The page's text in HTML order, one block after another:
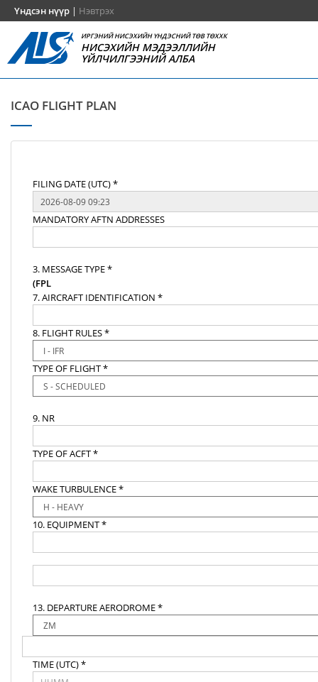
Үндсэн нүүр | Нэвтрэх
ИРГЭНИЙ НИСЭХИЙН ҮНДЭСНИЙ ТӨВ ТӨХХК
НИСЭХИЙН МЭДЭЭЛЛИЙН
ҮЙЛЧИЛГЭЭНИЙ АЛБА
ICAO FLIGHT PLAN
FILING DATE (UTC) *
MANDATORY AFTN ADDRESSES
3. MESSAGE TYPE *
(FPL
7. AIRCRAFT IDENTIFICATION *
8. FLIGHT RULES *
TYPE OF FLIGHT *
9. NR
TYPE OF ACFT *
WAKE TURBULENCE *
10. EQUIPMENT *
13. DEPARTURE AERODROME *
TIME (UTC) *